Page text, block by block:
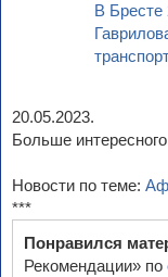
В Бресте
20.05.2023.
Больше
Новости по теме:
***
Понравился
Рекомендации» по